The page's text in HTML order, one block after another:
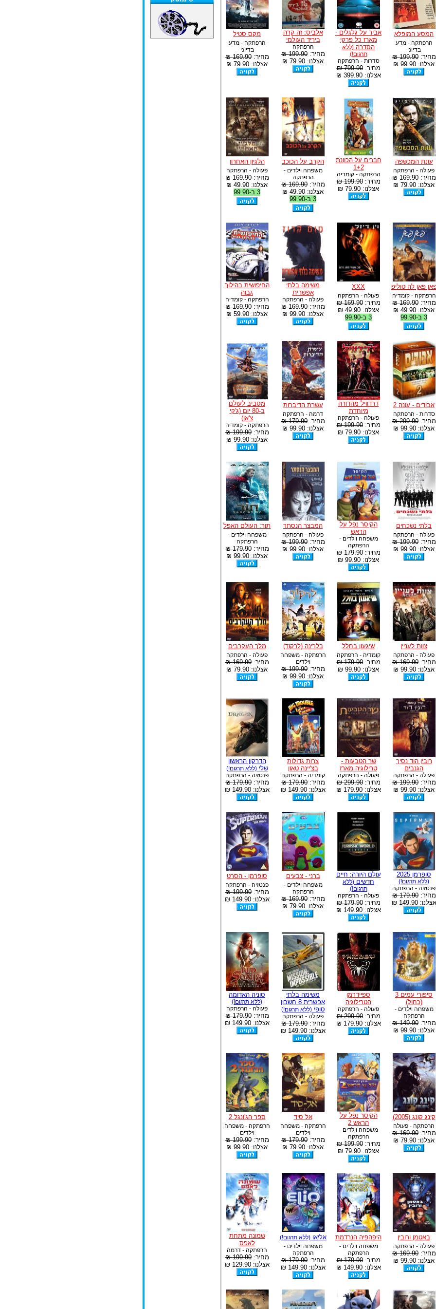
המסע המופלא
הרפתקה - מדע
בדיוני
מחיר:199.90 ₪
אצלנו: 99.90 ₪
אביר על גלגלים -
מארז כל פרקי
הסדרה (ללא
תרגום!)
סדרות - הרפתקה
מחיר:799.90 ₪
אצלנו: 399.90 ₪
אלביס: זה קרה
ביריד העולמי
הרפתקה
מחיר:199.90 ₪
אצלנו: 79.90 ₪
מקס סטיל
הרפתקה - מדע
בדיוני
מחיר:169.90 ₪
אצלנו: 79.90 ₪
עונת המכשפה
פעולה - הרפתקה
מחיר:169.90 ₪
אצלנו: 79.90 ₪
חברים על הכוונת
1+2
הרפתקה - קומדיה
מחיר:199.90 ₪
אצלנו: 79.90 ₪
הקרב על הכוכב
משפחה וילדים -
הרפתקה
מחיר:169.90 ₪
אצלנו: 49.90 ₪
3 ב-99.90
הלגיון האחרון
פעולה - הרפתקה
מחיר:169.90 ₪
אצלנו: 49.90 ₪
3 ב-99.90
פאן לה טוליפ
הרפתקה - קומדיה
מחיר:169.90 ₪
אצלנו: 49.90 ₪
3 ב-99.90
XXX
פעולה - הרפתקה
מחיר:169.90 ₪
אצלנו: 49.90 ₪
3 ב-99.90
משימה בלתי
אפשרית
פעולה - הרפתקה
מחיר:169.90 ₪
אצלנו: 99.90 ₪
החיפושית בהילוך
גבוה
הרפתקה - קומדיה
מחיר:169.90 ₪
אצלנו: 59.90 ₪
אבודים - עונה 2
סדרות - הרפתקה
מחיר:299.90 ₪
אצלנו: 99.90 ₪
דרדוויל מהדורה
מיוחדת
פעולה - הרפתקה
מחיר:199.90 ₪
אצלנו: 79.90 ₪
עשרת הדיברות
דרמה - הרפתקה
מחיר:179.90 ₪
אצלנו: 99.90 ₪
מסביב לעולם
ב-80 יום (ג'קי
צ'אן)
הרפתקה - קומדיה
מחיר:199.90 ₪
אצלנו: 99.90 ₪
בלתי נשכחים
פעולה - הרפתקה
מחיר:199.90 ₪
אצלנו: 99.90 ₪
הקיסר נפל על
הראש
משפחה וילדים -
הרפתקה
מחיר:179.90 ₪
אצלנו: 99.90 ₪
המבצר הנסתר
פעולה - הרפתקה
מחיר:199.90 ₪
אצלנו: 99.90 ₪
תור: העולם האפל
משפחה וילדים -
הרפתקה
מחיר:179.90 ₪
אצלנו: 99.90 ₪
צוות לעניין
פעולה - הרפתקה
מחיר:169.90 ₪
אצלנו: 99.90 ₪
שיגעון בחלל
קומדיה - הרפתקה
מחיר:179.90 ₪
אצלנו: 99.90 ₪
בלרינה (לרקוד)
הרפתקה - משפחה
וילדים
מחיר:199.90 ₪
אצלנו: 99.90 ₪
מלך העקרבים
פעולה - הרפתקה
מחיר:169.90 ₪
אצלנו: 79.90 ₪
רובין הוד נסיך
הגנבים
פעולה - הרפתקה
מחיר:199.90 ₪
אצלנו: 99.90 ₪
שר הטבעות -
טרילוגיה מארז
פעולה - הרפתקה
מחיר:299.90 ₪
אצלנו: 179.90 ₪
צרות גדולות
בצ'יינה טאון
קומדיה - הרפתקה
מחיר:179.90 ₪
אצלנו: 149.90 ₪
הדרקון הראשון
שלי(ללא תרגום!)
פנטזיה - הרפתקה
מחיר:179.90 ₪
אצלנו: 149.90 ₪
סופרמן 2025
(ללא תרגום!)
פנטזיה - הרפתקה
מחיר:179.90 ₪
אצלנו: 149.90 ₪
עולם היורה: חיים
חדשים (ללא
תרגום!)
פעולה - הרפתקה
מחיר:179.90 ₪
אצלנו: 149.90 ₪
ברני - צבעים
משפחה וילדים -
הרפתקה
מחיר:169.90 ₪
אצלנו: 79.90 ₪
סופרמן - הסרט
פנטזיה - הרפתקה
מחיר:199.90 ₪
אצלנו: 149.90 ₪
סיפורי עמים 3
(כחול)
משפחה וילדים -
הרפתקה
מחיר:149.90 ₪
אצלנו: 99.90 ₪
ספיידרמן
הטרילוגיה
פעולה - הרפתקה
מחיר:299.90 ₪
אצלנו: 179.90 ₪
משימה בלתי
אפשרית 8 חשבון
סופי(ללא תרגום!)
פעולה - הרפתקה
מחיר:179.90 ₪
אצלנו: 149.90 ₪
סוניה האדומה
(ללא תרגום!)
פעולה - הרפתקה
מחיר:179.90 ₪
אצלנו: 149.90 ₪
קינג קונג (2005)
הרפתקה - פעולה
מחיר:169.90 ₪
אצלנו: 79.90 ₪
הקיסר נפל על
הראש 2
משפחה וילדים -
הרפתקה
מחיר:199.90 ₪
אצלנו: 79.90 ₪
אל סיד
הרפתקה - משפחה
וילדים
מחיר:179.90 ₪
אצלנו: 79.90 ₪
ספר הג'ונגל 2
הרפתקה - משפחה
וילדים
מחיר:199.90 ₪
אצלנו: 99.90 ₪
באטמן ורובין
פעולה - הרפתקה
מחיר:169.90 ₪
אצלנו: 99.90 ₪
היפהפיה הנרדמת
משפחה וילדים -
הרפתקה
מחיר:179.90 ₪
אצלנו: 149.90 ₪
אליאו(ללא תרגום!)
משפחה וילדים -
הרפתקה
מחיר:179.90 ₪
אצלנו: 149.90 ₪
שמונה מתחת
לאפס
הרפתקה - דרמה
מחיר:199.90 ₪
אצלנו: 129.90 ₪